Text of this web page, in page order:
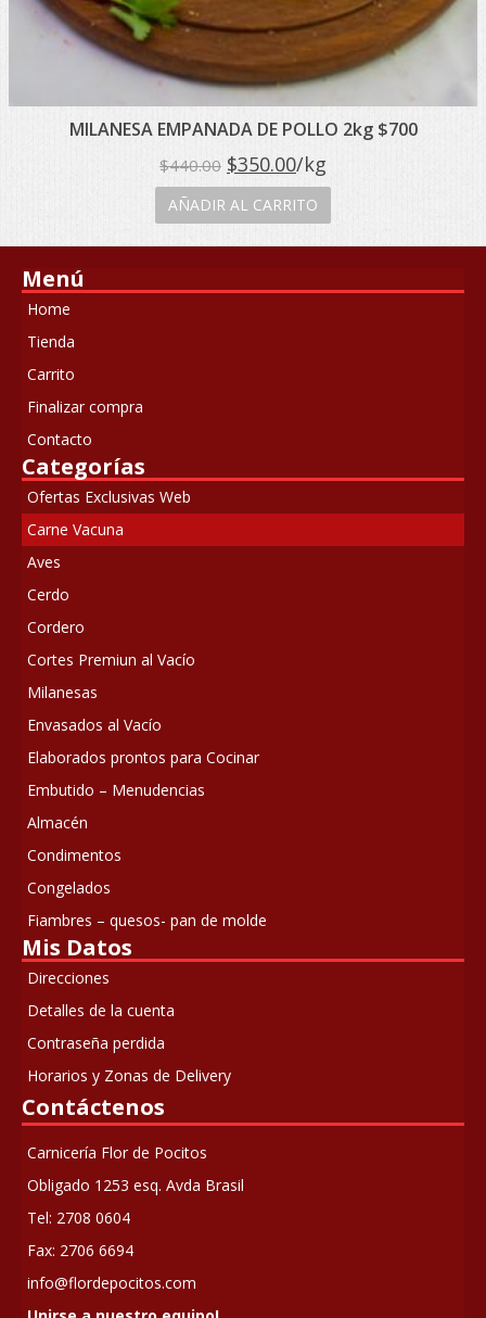
MILANESA EMPANADA DE POLLO 2kg $700
$440.00 El
precio
original
$440.00.
$350.00El
precio
actual
$350.00.
/kg
AÑADIR AL CARRITO
Menú
Home
Tienda
Carrito
Finalizar compra
Contacto
Categorías
Ofertas Exclusivas Web
Carne Vacuna
Aves
Cerdo
Cordero
Cortes Premiun al Vacío
Milanesas
Envasados al Vacío
Elaborados prontos para Cocinar
Embutido – Menudencias
Almacén
Condimentos
Congelados
Fiambres – quesos- pan de molde
Mis Datos
Direcciones
Detalles de la cuenta
Contraseña perdida
Horarios y Zonas de Delivery
Contáctenos
Carnicería Flor de Pocitos
Obligado 1253 esq. Avda Brasil
Tel: 2708 0604
Fax: 2706 6694
info@flordepocitos.com